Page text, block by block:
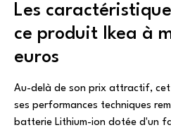
Les
ce produit Ikea à
euros
Au-delà de son prix attractif,
ses performances techniques
batterie Lithium-ion dotée d'un